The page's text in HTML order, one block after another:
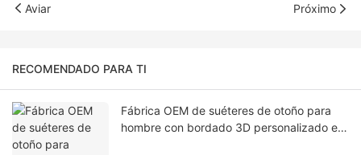
Aviar Próximo
RECOMENDADO PARA TI
Fábrica OEM de suéteres de otoño para
hombre con bordado 3D personalizado en